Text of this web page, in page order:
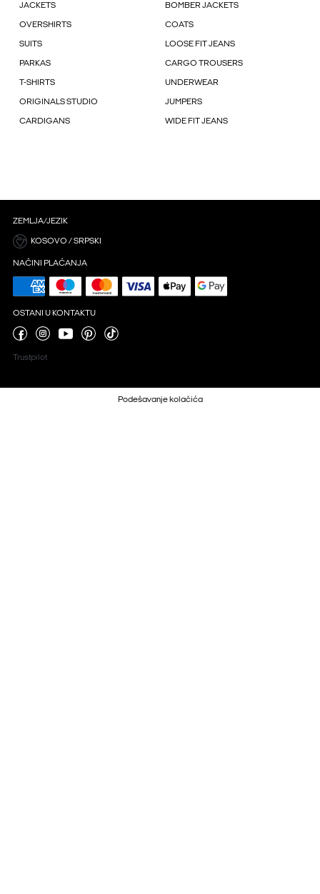
JACKETS BOMBER JACKETS
OVERSHIRTS COATS
SUITS LOOSE FIT JEANS
PARKAS CARGO TROUSERS
T-SHIRTS UNDERWEAR
ORIGINALS STUDIO JUMPERS
CARDIGANS WIDE FIT JEANS
ZEMLJA/JEZIK
KOSOVO / SRPSKI
NAČINI PLAĆANJA
OSTANI U KONTAKTU
Trustpilot
Podešavanje kolačića